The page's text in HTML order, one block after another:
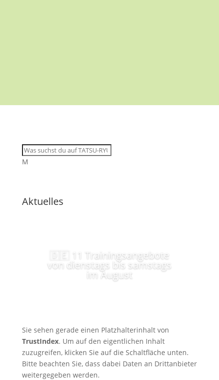
M
Aktuelles
🇩🇪 11 Trainingsangebote
von dienstags bis samstags
im August
Sie sehen gerade einen Platzhalterinhalt von
TrustIndex. Um auf den eigentlichen Inhalt
zuzugreifen, klicken Sie auf die Schaltfläche unten.
Bitte beachten Sie, dass dabei Daten an Drittanbieter
weitergegeben werden.